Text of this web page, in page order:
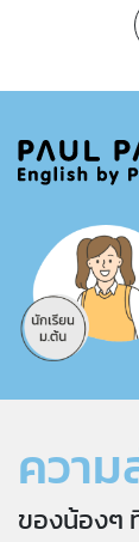
ความ
ของน้องๆ